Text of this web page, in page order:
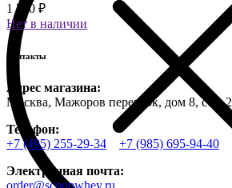
1 750 ₽
Нет в наличии
Контакты
Адрес магазина:
Москва, Мажоров переулок, дом 8, стр. 2
Телефон:
+7 (495) 255-29-34
+7 (985) 695-94-40
Электронная почта:
order@scoopwhey.ru